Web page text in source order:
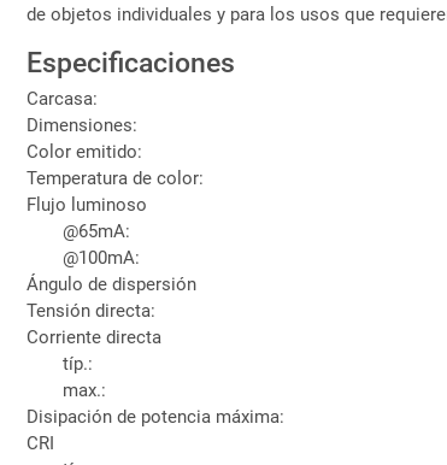
de objetos individuales y para los usos que
Especificaciones
Carcasa:
Dimensiones:
Color emitido:
Temperatura de color:
Flujo luminoso
@65mA:
@100mA:
Ángulo de dispersión
Tensión directa:
Corriente directa
típ.:
max.:
Disipación de potencia máxima:
CRI